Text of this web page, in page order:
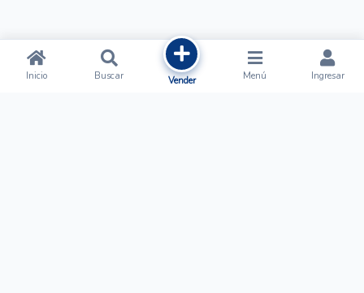
Inicio Buscar Vender Menú Ingresar